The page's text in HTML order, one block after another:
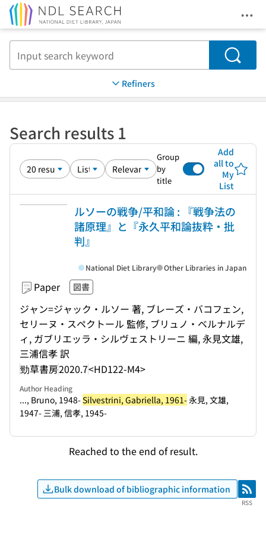
Search
Refiners
Search results 1
Group
by
title
Add
all to
My
List
ルソーの戦争/平和論 : 『戦争法の
諸原理』と『永久平和論抜粋・批
判』
Paper 図書
ジャン=ジャック・ルソー 著, ブレーズ・バコフェン,
セリーヌ・スペクトール 監修, ブリュノ・ベルナルデ
ィ, ガブリエッラ・シルヴェストリーニ 編, 永見文雄,
三浦信孝 訳
勁草書房2020.7<HD122-M4>
National Diet Library Other Libraries in Japan
Author Heading
..., Bruno, 1948-Silvestrini, Gabriella, 1961-永見, 文雄,
1947- 三浦, 信孝, 1945-
Reached to the end of result.
Bulk download of bibliographic information RSS
RSS